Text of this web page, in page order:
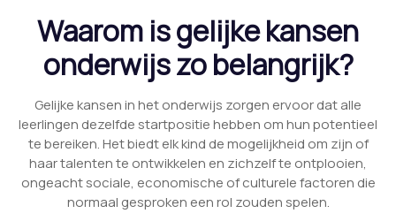
Waarom is gelijke kansen
onderwijs zo belangrijk?
Gelijke kansen in het onderwijs zorgen ervoor dat alle
leerlingen dezelfde startpositie hebben om hun potentieel
te bereiken. Het biedt elk kind de mogelijkheid om zijn of
haar talenten te ontwikkelen en zichzelf te ontplooien,
ongeacht sociale, economische of culturele factoren die
normaal gesproken een rol zouden spelen.